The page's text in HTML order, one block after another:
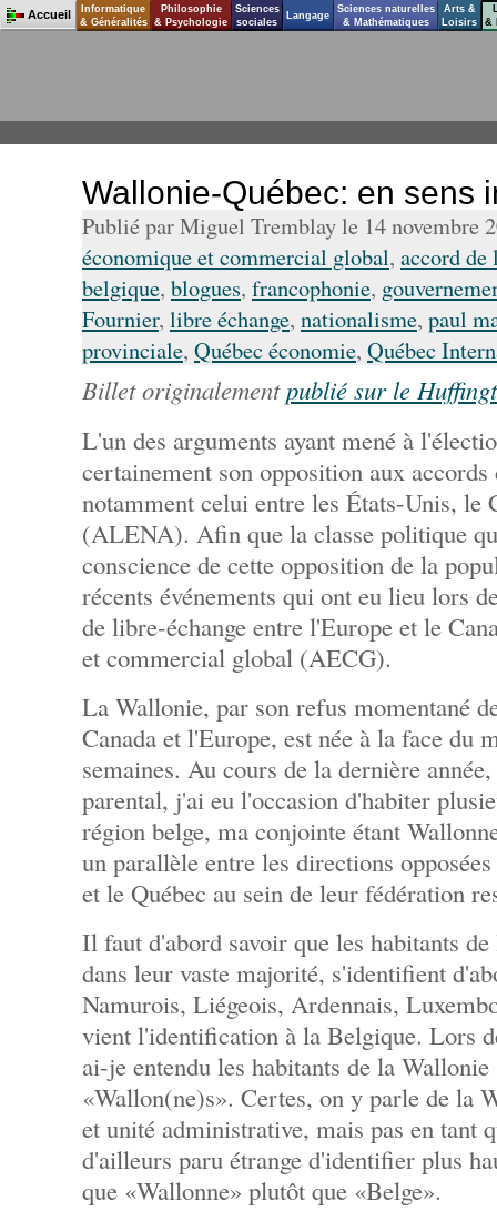
Wallonie-Québec: en sens
Publié par Miguel Tremblay le 14 novembre
économique et commercial global, accord de
belgique, blogues, francophonie,
Fournier, libre échange, nationalisme, paul
provinciale, Québec économie, Québec
Billet originalementpublié sur le
L'un des arguments ayant mené à
certainement son opposition aux
notamment celui entre les États-Unis, le
(ALENA). Afin que la classe politique
conscience de cette opposition de la
récents événements qui ont eu lieu lors
de libre-échange entre l'Europe et le
et commercial global (AECG).
La Wallonie, par son refus momentané
Canada et l'Europe, est née à la face du
semaines. Au cours de la dernière
parental, j'ai eu l'occasion d'habiter
région belge, ma conjointe étant
un parallèle entre les directions
et le Québec au sein de leur fédération
Il faut d'abord savoir que les habitants
dans leur vaste majorité, s'identifient
Namurois, Liégeois, Ardennais,
vient l'identification à la Belgique. Lors
ai-je entendu les habitants de la
«Wallon(ne)s». Certes, on y parle de la
et unité administrative, mais pas en tant
d'ailleurs paru étrange d'identifier plus
que «Wallonne» plutôt que «Belge».
Accueil
Informatique
& Généralités
Philosophie
& Psychologie
Sciences
sociales
Langage
Sciences naturelles
& Mathématiques
Arts &
Loisirs
&